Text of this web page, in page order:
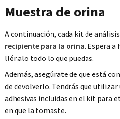
Muestra de orina
A continuación, cada kit de
recipiente para la orina. Espera a
llénalo todo lo que puedas.
Además, asegúrate de que está
de devolverlo. Tendrás que utilizar
adhesivas incluidas en el kit para
en que la tomaste.